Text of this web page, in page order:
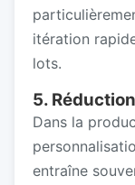
itération
lots.
5.
Dans la
entraîne